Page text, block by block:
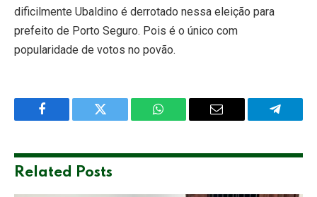
dificilmente Ubaldino é derrotado nessa eleição para
prefeito de Porto Seguro. Pois é o único com
popularidade de votos no povão.
Facebook Twitter WhatsApp Email
Related Posts